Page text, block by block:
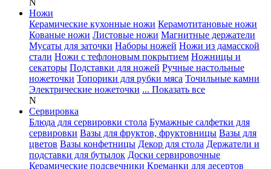
N
Ножи
Керамические кухонные ножи Керамотитановые ножи
Кованые ножи Листовые ножи Магнитные держатели
Мусаты для заточки Наборы ножей Ножи из дамасской
стали Ножи с тефлоновым покрытием Ножницы и
секаторы Подставки для ножей Ручные настольные
ножеточки Топорики для рубки мяса Точильные камни
Электрические ножеточки ... Показать все
N
Сервировка
Блюда для сервировки стола Бумажные салфетки для
сервировки Вазы для фруктов, фруктовницы Вазы для
цветов Вазы конфетницы Декор для стола Держатели и
подставки для бутылок Доски сервировочные
Керамические подсвечники Креманки для десертов